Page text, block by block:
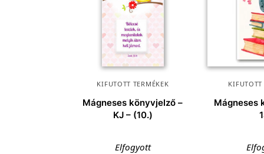
KIFUTOTT TERMÉKEK
Mágneses könyvjelző –
KJ – (10.)
Elfogyott
KIFUTOTT
Mágneses